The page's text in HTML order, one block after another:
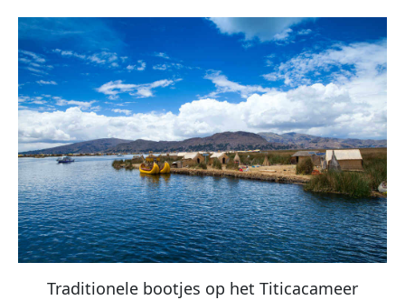
Traditionele bootjes op het Titicacameer